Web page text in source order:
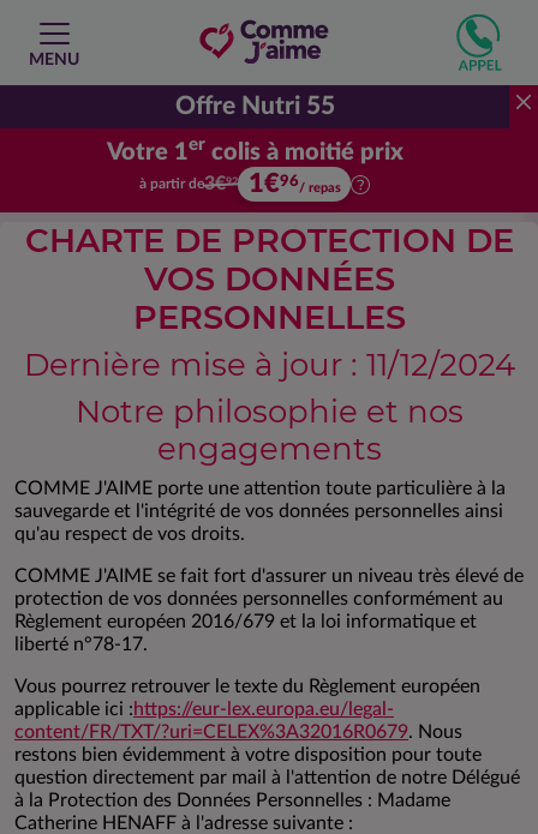
MENU
Offre Nutri 55
Votre 1er colis à moitié prix
Votre premier colis à moitié prix.
à partir de3€92 1€96/ repas
CHARTE DE PROTECTION DE
VOS DONNÉES
PERSONNELLES
Dernière mise à jour : 11/12/2024
Notre philosophie et nos
engagements
COMME J'AIME porte une attention toute particulière à la
sauvegarde et l'intégrité de vos données personnelles ainsi
qu'au respect de vos droits.
COMME J'AIME se fait fort d'assurer un niveau très élevé de
protection de vos données personnelles conformément au
Règlement européen 2016/679 et la loi informatique et
liberté n°78-17.
Vous pourrez retrouver le texte du Règlement européen
applicable ici :https://eur-lex.europa.eu/legal-
content/FR/TXT/?uri=CELEX%3A32016R0679. Nous
restons bien évidemment à votre disposition pour toute
question directement par mail à l'attention de notre Délégué
à la Protection des Données Personnelles : Madame
Catherine HENAFF à l'adresse suivante :